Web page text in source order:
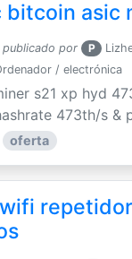
asic
publicado por P
/ electrónica
s21 xp hyd
473th/s &
oferta